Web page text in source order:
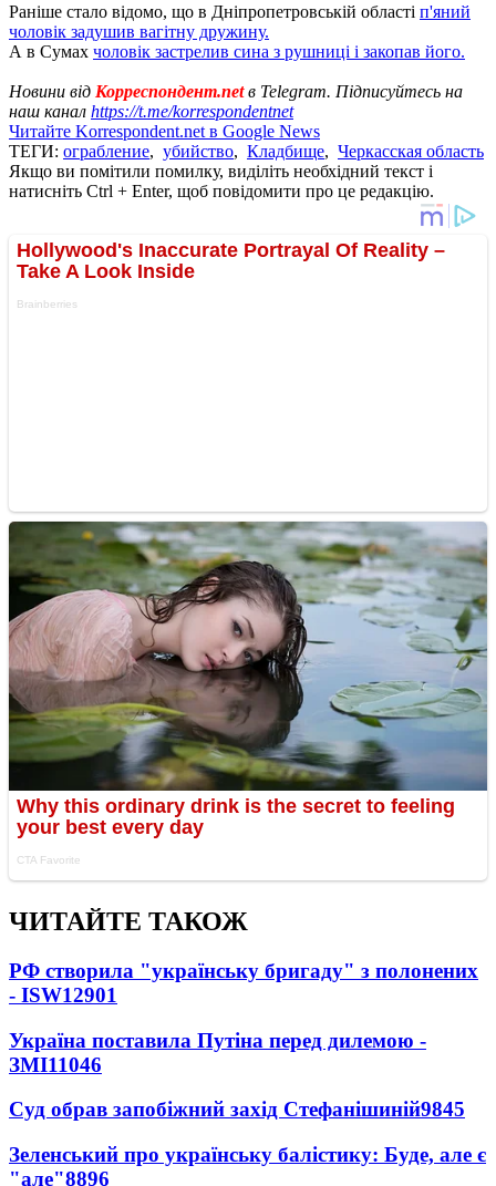
Раніше стало відомо, що в Дніпропетровській області п'яний
чоловік задушив вагітну дружину.
А в Сумах чоловік застрелив сина з рушниці і закопав його.
Новини від Корреспондент.netв Telegram. Підписуйтесь на
наш канал https://t.me/korrespondentnet
Читайте Korrespondent.net в Google News
ТЕГИ: ограбление, убийство, Кладбище, Черкасская область
Якщо ви помітили помилку, виділіть необхідний текст і
натисніть Ctrl + Enter, щоб повідомити про це редакцію.
ЧИТАЙТЕ ТАКОЖ
РФ створила "українську бригаду" з полонених
- ISW12901
Україна поставила Путіна перед дилемою -
ЗМІ11046
Суд обрав запобіжний захід Стефанішиній9845
Зеленський про українську балістику: Буде, але є
"але"8896